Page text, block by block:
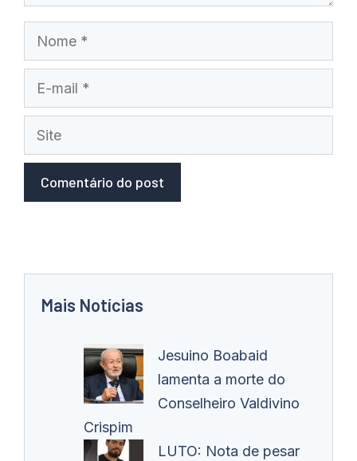
Nome
mail
Site
Mais Notícias
Jesuino Boabaid
lamenta a morte do
Conselheiro Valdivino
Crispim
LUTO: Nota de pesar